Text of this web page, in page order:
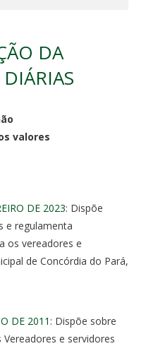
DA
valores
DE 2023: Dispõe
e regulamenta
os vereadores e
de Concórdia do Pará,
DE 2011 : Dispõe sobre
Vereadores e servidores